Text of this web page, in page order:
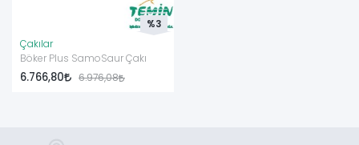
Çakılar
Böker Plus SamoSaur Çakı
6.766,80 6.976,08
%3